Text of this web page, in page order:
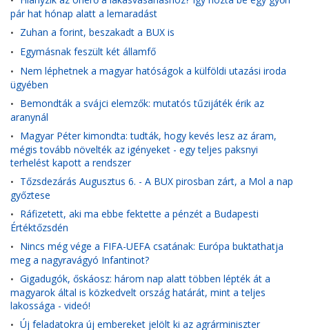
pár hat hónap alatt a lemaradást
• Zuhan a forint, beszakadt a BUX is
• Egymásnak feszült két államfő
• Nem léphetnek a magyar hatóságok a külföldi utazási iroda
ügyében
• Bemondták a svájci elemzők: mutatós tűzijáték érik az
aranynál
• Magyar Péter kimondta: tudták, hogy kevés lesz az áram,
mégis tovább növelték az igényeket - egy teljes paksnyi
terhelést kapott a rendszer
• Tőzsdezárás Augusztus 6. - A BUX pirosban zárt, a Mol a nap
győztese
• Ráfizetett, aki ma ebbe fektette a pénzét a Budapesti
Értéktőzsdén
• Nincs még vége a FIFA-UEFA csatának: Európa buktathatja
meg a nagyravágyó Infantinot?
• Gigadugók, őskáosz: három nap alatt többen lépték át a
magyarok által is közkedvelt ország határát, mint a teljes
lakossága - videó!
• Új feladatokra új embereket jelölt ki az agrárminiszter